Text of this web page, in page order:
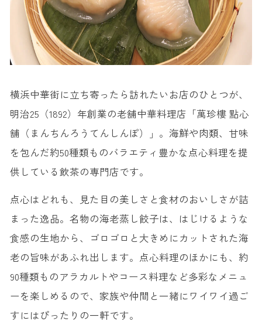
横浜中華街に立ち寄ったら訪れたいお店のひとつが、
明治25（1892）年創業の老舗中華料理店「萬珍樓 點心
舗（まんちんろうてんしんぽ）」。海鮮や肉類、甘味
を包んだ約50種類ものバラエティ豊かな点心料理を提
供している飲茶の専門店です。
点心はどれも、見た目の美しさと食材のおいしさが詰
まった逸品。名物の海老蒸し餃子は、はじけるような
食感の生地から、ゴロゴロと大きめにカットされた海
老の旨味があふれ出します。点心料理のほかにも、約
90種類ものアラカルトやコース料理など多彩なメニュ
ーを楽しめるので、家族や仲間と一緒にワイワイ過ご
すにはぴったりの一軒です。